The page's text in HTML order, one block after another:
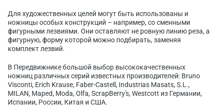
Для художественных целей могут быть использованы и
ножницы особых конструкций – например, со сменными
фигурными лезвиями. Они оставляют не ровную линию реза, а
фигурную, форму которой можно подбирать, заменяя
комплект лезвий.
В Передвижнике большой выбор высококачественных
ножниц различных серий известных производителей: Bruno
Visconti, Erich Krause, Faber-Castell, Industrias Masats, S.L.,
MILAN, Maped, Moda, Olfa, ScrapBerry's, Westcott из Германии,
Испании, России, Китая и США.